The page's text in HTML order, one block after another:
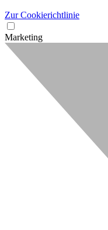
Zur Cookierichtlinie
Marketing